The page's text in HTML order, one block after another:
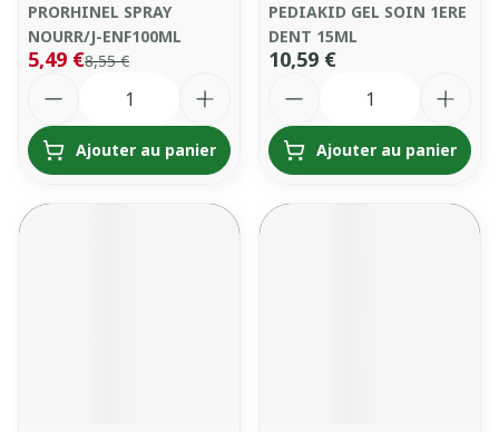
PRORHINEL SPRAY
NOURR/J-ENF100ML
8,55 €
5,49 €
Ajouter au panier
PEDIAKID GEL SOIN 1ERE
DENT 15ML
10,59 €
Ajouter au panier